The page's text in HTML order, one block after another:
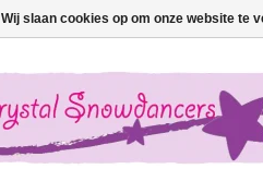
Wij slaan cookies op om onze website te